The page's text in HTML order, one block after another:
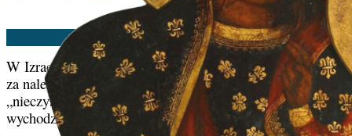
ANF | 02/02/2026
W Izraelu prawo Mojżesza uznawało pierworodnego syna
za należącego do Boga. To samo prawo uznawało matkę za
„nieczystą” po porodzie. Przez czterdzieści dni nie mogła
wychodzić z domu ani dotykać niczego świętego.